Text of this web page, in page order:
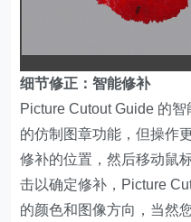
细节修正：智能修补
Picture Cutout Guide 的
的仿制图章功能，但操作
修补的位置，然后移动鼠
击以确定修补，Picture
的颜色和图像方向，当然